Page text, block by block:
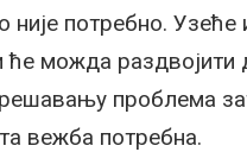
потребно. Узеће
можда раздвојити
проблема
вежба потребна.